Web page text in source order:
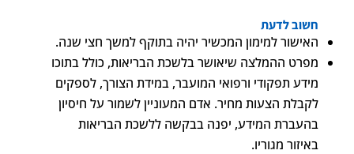
חשוב לדעת
האישור למימון המכשיר יהיה בתוקף למשך חצי שנה.
מפרט ההמלצה שיאושר בלשכת הבריאות, כולל בתוכו
מידע תפקודי ורפואי המועבר, במידת הצורך, לספקים
לקבלת הצעות מחיר. אדם המעוניין לשמור על חיסיון
בהעברת המידע, יפנה בבקשה ללשכת הבריאות
באיזור מגוריו.